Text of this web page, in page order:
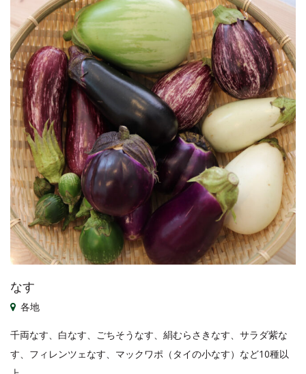
なす
各地
千両なす、白なす、ごちそうなす、絹むらさきなす、サラダ紫な
す、フィレンツェなす、マックワポ（タイの小なす）など10種以